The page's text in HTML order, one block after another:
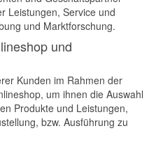
Leistungen, Service und
und Marktforschung.
und
Kunden im Rahmen der
um ihnen die Auswahl
Produkte und Leistungen,
bzw. Ausführung zu